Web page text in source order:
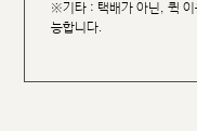
※기타 : 택배가 아닌, 퀵 이
능합니다.